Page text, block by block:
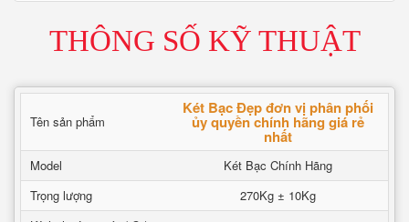
THÔNG SỐ KỸ THUẬT
Tên sản phẩm
Két Bạc Đẹp đơn vị phân phối
ủy quyền chính hãng giá rẻ
nhất
Model
Két Bạc Chính Hãng
Trọng lượng
270Kg ± 10Kg